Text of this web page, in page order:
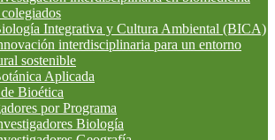
Integrativa y Cultura Ambiental (BICA)
interdisciplinaria para un entorno
sostenible
Aplicada
Bioética
por Programa
Biología